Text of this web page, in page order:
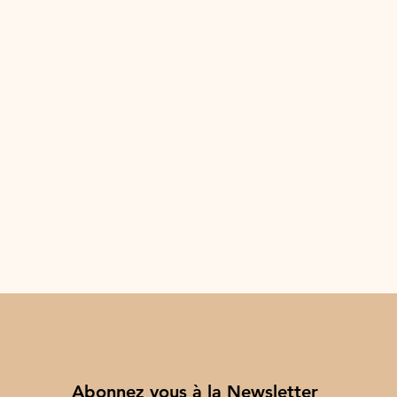
Abonnez vous à la Newsletter